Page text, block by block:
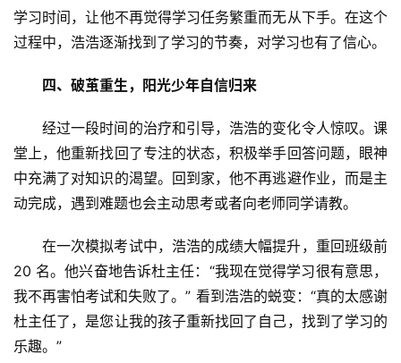
商
业
活
科
财
经
教
登录 注册
学习时间，让他不再觉得学习任务繁重而无从下手。在这个
过程中，浩浩逐渐找到了学习的节奏，对学习也有了信心。
四、破茧重生，阳光少年自信归来
经过一段时间的治疗和引导，浩浩的变化令人惊叹。课
堂上，他重新找回了专注的状态，积极举手回答问题，眼神
中充满了对知识的渴望。回到家，他不再逃避作业，而是主
动完成，遇到难题也会主动思考或者向老师同学请教。
在一次模拟考试中，浩浩的成绩大幅提升，重回班级前
20 名。他兴奋地告诉杜主任：“我现在觉得学习很有意思，
我不再害怕考试和失败了。” 看到浩浩的蜕变：“真的太感谢
杜主任了，是您让我的孩子重新找回了自己，找到了学习的
乐趣。”